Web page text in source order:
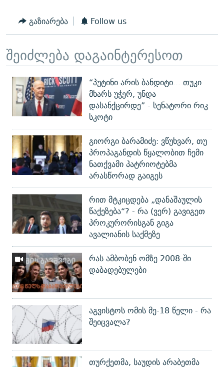
გაზიარება Follow us
შეიძლება დაგაინტერესოთ
“პუტინი არის ბანდიტი... თუკი
მხარს უჭერ, უნდა
დასანქცირდე” - სენატორი რიკ
სკოტი
გიორგი ბარამიძე: ვწუხვარ, თუ
პროპაგანდის წყალობით ჩემი
ნათქვამი პატრიოტებმა
არასწორად გაიგეს
რით მტკიცდება „დანაშაულის
წაქეზება“? - რა (ვერ) გავიგეთ
პროკურორისგან გიგა
ავალიანის საქმეზე
რას ამბობენ ომზე 2008-ში
დაბადებულები
აგვისტოს ომის მე-18 წელი - რა
შეიცვალა?
თურქეთმა, საუდის არაბეთმა